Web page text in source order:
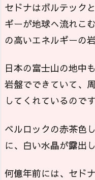
セドナはボルテック
ギーが地球へ流れこ
の高いエネルギーの
日本の富士山の地中
岩盤でできていて、
してくれているのです
ベルロックの赤茶色
に、白い水晶が露出
何億年前には、セド